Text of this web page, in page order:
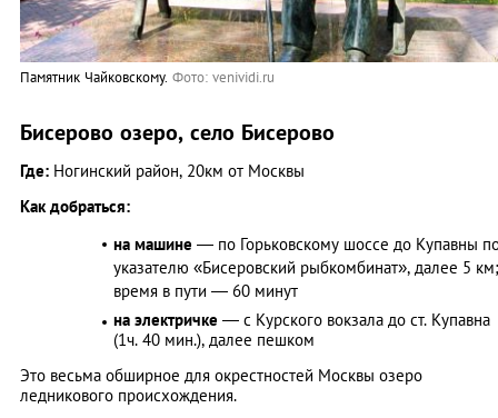
Памятник Чайковскому. Фото: venividi.ru
Бисерово озеро, село Бисерово
Где: Ногинский район, 20км от Москвы
Как добраться:
на машине — по Горьковскому шоссе до Купавны
указателю «Бисеровский рыбкомбинат», далее 5 км;
время в пути — 60 минут
на электричке — с Курского вокзала до ст. Купавна
(1ч. 40 мин.), далее пешком
Это весьма обширное для окрестностей Москвы озеро
ледникового происхождения.